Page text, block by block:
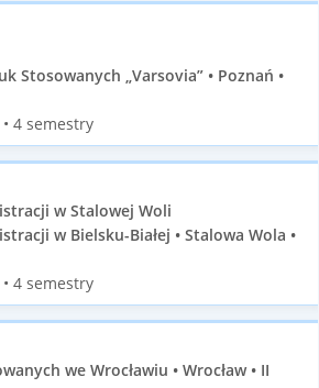
Stosowanych „Varsovia” • Poznań •
4 semestry
w Stalowej Woli
w Bielsku-Białej • Stalowa Wola •
4 semestry
we Wrocławiu • Wrocław • II